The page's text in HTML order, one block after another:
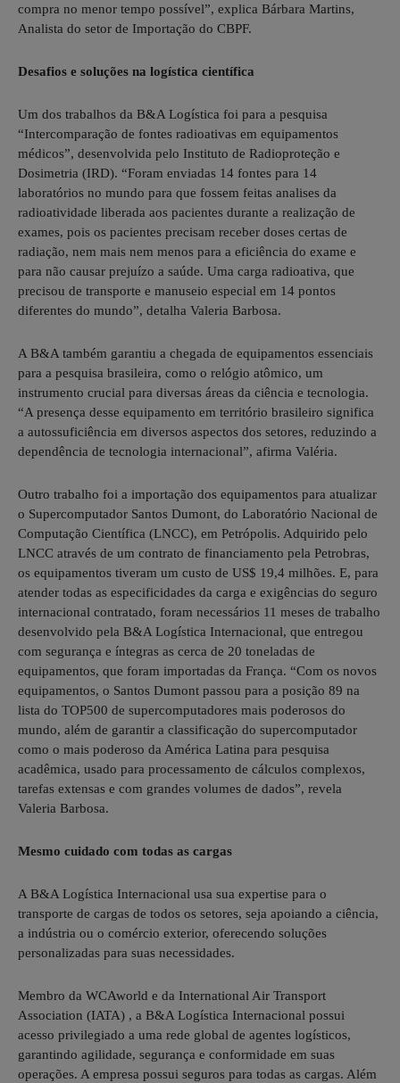
compra no menor tempo possível”, explica Bárbara Martins,
Analista do setor de Importação do CBPF.
Desafios e soluções na logística científica
Um dos trabalhos da B&A Logística foi para a pesquisa
“Intercomparação de fontes radioativas em equipamentos
médicos”, desenvolvida pelo Instituto de Radioproteção e
Dosimetria (IRD). “Foram enviadas 14 fontes para 14
laboratórios no mundo para que fossem feitas analises da
radioatividade liberada aos pacientes durante a realização de
exames, pois os pacientes precisam receber doses certas de
radiação, nem mais nem menos para a eficiência do exame e
para não causar prejuízo a saúde. Uma carga radioativa, que
precisou de transporte e manuseio especial em 14 pontos
diferentes do mundo”, detalha Valeria Barbosa.
A B&A também garantiu a chegada de equipamentos essenciais
para a pesquisa brasileira, como o relógio atômico, um
instrumento crucial para diversas áreas da ciência e tecnologia.
“A presença desse equipamento em território brasileiro significa
a autossuficiência em diversos aspectos dos setores, reduzindo a
dependência de tecnologia internacional”, afirma Valéria.
Outro trabalho foi a importação dos equipamentos para atualizar
o Supercomputador Santos Dumont, do Laboratório Nacional de
Computação Científica (LNCC), em Petrópolis. Adquirido pelo
LNCC através de um contrato de financiamento pela Petrobras,
os equipamentos tiveram um custo de US$ 19,4 milhões. E, para
atender todas as especificidades da carga e exigências do seguro
internacional contratado, foram necessários 11 meses de trabalho
desenvolvido pela B&A Logística Internacional, que entregou
com segurança e íntegras as cerca de 20 toneladas de
equipamentos, que foram importadas da França. “Com os novos
equipamentos, o Santos Dumont passou para a posição 89 na
lista do TOP500 de supercomputadores mais poderosos do
mundo, além de garantir a classificação do supercomputador
como o mais poderoso da América Latina para pesquisa
acadêmica, usado para processamento de cálculos complexos,
tarefas extensas e com grandes volumes de dados”, revela
Valeria Barbosa.
Mesmo cuidado com todas as cargas
A B&A Logística Internacional usa sua expertise para o
transporte de cargas de todos os setores, seja apoiando a ciência,
a indústria ou o comércio exterior, oferecendo soluções
personalizadas para suas necessidades.
Membro da WCAworld e da International Air Transport
Association (IATA) , a B&A Logística Internacional possui
acesso privilegiado a uma rede global de agentes logísticos,
garantindo agilidade, segurança e conformidade em suas
operações. A empresa possui seguros para todas as cargas. Além